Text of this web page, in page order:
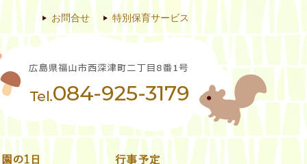
特別保育サービス
お問合せ